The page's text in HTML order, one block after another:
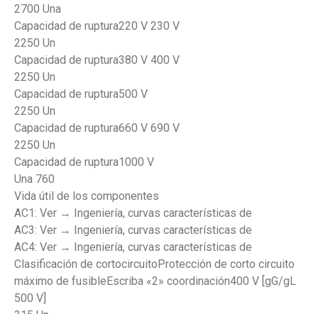
2700 Una
Capacidad de ruptura220 V 230 V
2250 Un
Capacidad de ruptura380 V 400 V
2250 Un
Capacidad de ruptura500 V
2250 Un
Capacidad de ruptura660 V 690 V
2250 Un
Capacidad de ruptura1000 V
Una 760
Vida útil de los componentes
AC1: Ver → Ingeniería, curvas características de
AC3: Ver → Ingeniería, curvas características de
AC4: Ver → Ingeniería, curvas características de
Clasificación de cortocircuitoProtección de corto circuito
máximo de fusibleEscriba «2» coordinación400 V [gG/gL
500 V]